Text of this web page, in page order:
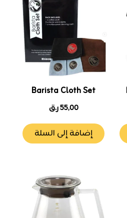
Barista Cloth Set
55,00ر.ق
إضافة إلى السلة